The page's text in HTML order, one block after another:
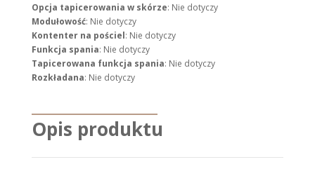
Opcja tapicerowania w skórze: Nie dotyczy
Modułowość: Nie dotyczy
Kontenter na pościel: Nie dotyczy
Funkcja spania: Nie dotyczy
Tapicerowana funkcja spania: Nie dotyczy
Rozkładana: Nie dotyczy
Opis produktu